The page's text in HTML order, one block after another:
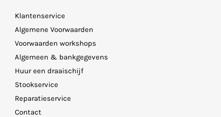
Klantenservice
Algemene Voorwaarden
Voorwaarden workshops
Algemeen & bankgegevens
Huur een draaischijf
Stookservice
Reparatieservice
Contact